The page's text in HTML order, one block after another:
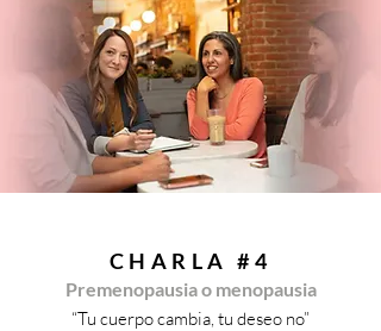
CHARLA #4
Premenopausia o menopausia
“Tu cuerpo cambia, tu deseo no”